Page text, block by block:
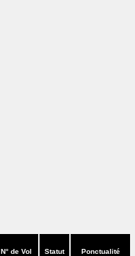
N° de Vol Statut Ponctualité